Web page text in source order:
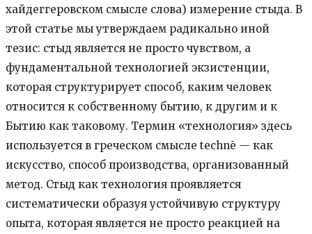
хайдеггеровском смысле слова) измерение стыда. В
этой статье мы утверждаем радикально иной
тезис: стыд является не просто чувством, а
фундаментальной технологией экзистенции,
которая структурирует способ, каким человек
относится к собственному бытию, к другим и к
Бытию как таковому. Термин «технология» здесь
используется в греческом смысле technē — как
искусство, способ производства, организованный
метод. Стыд как технология проявляется
систематически образуя устойчивую структуру
опыта, которая является не просто реакцией на